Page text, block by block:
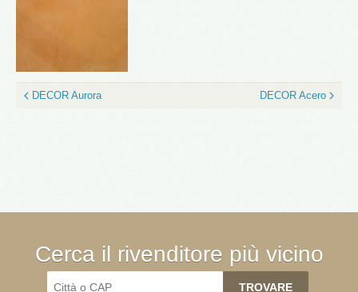
DECOR Aurora DECOR Acero
Cerca il rivenditore più vicino